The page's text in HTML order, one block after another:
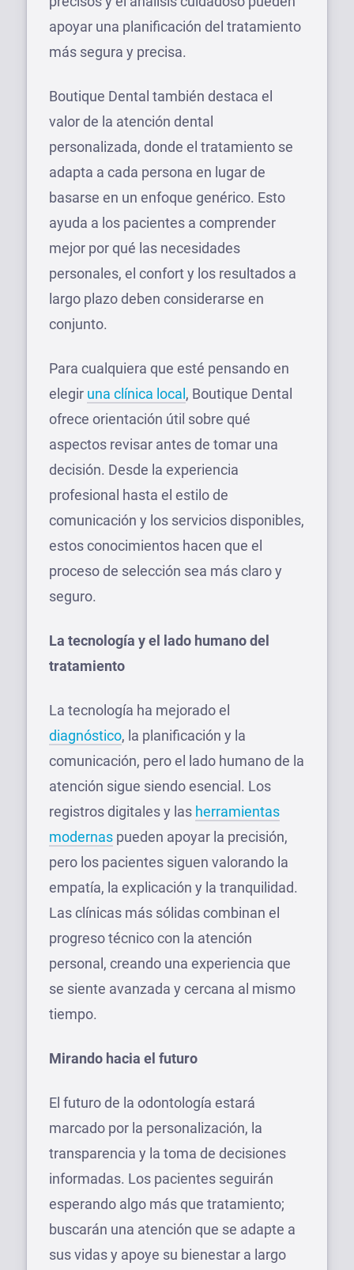
apoyar una planificación del tratamiento
más segura y precisa.
Boutique Dental también destaca el
valor de la atención dental
personalizada, donde el tratamiento se
adapta a cada persona en lugar de
basarse en un enfoque genérico. Esto
ayuda a los pacientes a comprender
mejor por qué las necesidades
personales, el confort y los resultados a
largo plazo deben considerarse en
conjunto.
Para cualquiera que esté pensando en
elegir una clínica local, Boutique Dental
ofrece orientación útil sobre qué
aspectos revisar antes de tomar una
decisión. Desde la experiencia
profesional hasta el estilo de
comunicación y los servicios disponibles,
estos conocimientos hacen que el
proceso de selección sea más claro y
seguro.
La tecnología y el lado humano del
tratamiento
La tecnología ha mejorado el
diagnóstico, la planificación y la
comunicación, pero el lado humano de la
atención sigue siendo esencial. Los
registros digitales y las herramientas
modernas pueden apoyar la precisión,
pero los pacientes siguen valorando la
empatía, la explicación y la tranquilidad.
Las clínicas más sólidas combinan el
progreso técnico con la atención
personal, creando una experiencia que
se siente avanzada y cercana al mismo
tiempo.
Mirando hacia el futuro
El futuro de la odontología estará
marcado por la personalización, la
transparencia y la toma de decisiones
informadas. Los pacientes seguirán
esperando algo más que tratamiento;
buscarán una atención que se adapte a
sus vidas y apoye su bienestar a largo